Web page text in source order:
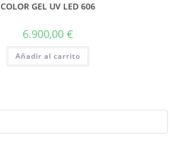
COLOR GEL UV LED 606
6.900,00 €
Añadir al carrito